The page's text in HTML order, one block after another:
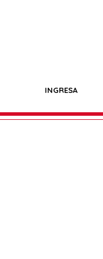
INGRESA